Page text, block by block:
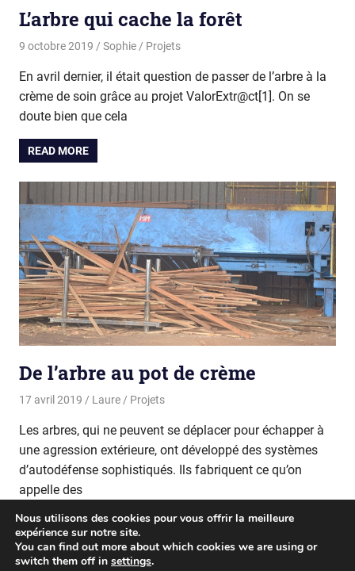
L’arbre qui cache la forêt
9 octobre 2019 Sophie Projets
En avril dernier, il était question de passer de l’arbre à la
crème de soin grâce au projet ValorExtr@ct[1]. On se
doute bien que cela
READ MORE
De l’arbre au pot de crème
17 avril 2019 Laure Projets
Les arbres, qui ne peuvent se déplacer pour échapper à
une agression extérieure, ont développé des systèmes
d’autodéfense sophistiqués. Ils fabriquent ce qu’on
appelle des
READ MORE
Nous utilisons des cookies pour vous offrir la meilleure
expérience sur notre site.
You can find out more about which cookies we are using or
switch them off in settings.